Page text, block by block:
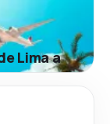
Lima a